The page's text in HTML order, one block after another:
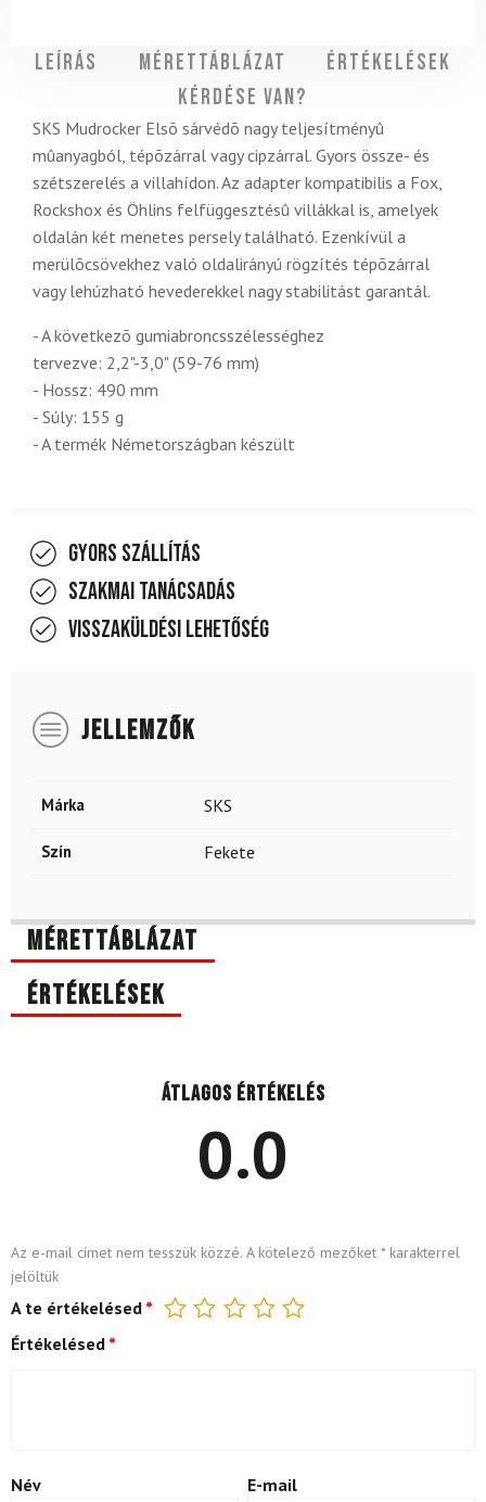
Leírás Mérettáblázat
Értékelések
Kérdése van?
SKS Mudrocker Elsõ sárvédõ nagy teljesítményû
mûanyagból, tépõzárral vagy cipzárral. Gyors össze- és
szétszerelés a villahídon. Az adapter kompatibilis a Fox,
Rockshox és Öhlins felfüggesztésû villákkal is, amelyek
oldalán két menetes persely található. Ezenkívül a
merülõcsövekhez való oldalirányú rögzítés tépõzárral
vagy lehúzható hevederekkel nagy stabilitást garantál.
- A következõ gumiabroncsszélességhez
tervezve: 2,2"-3,0" (59-76 mm)
- Hossz: 490 mm
- Súly: 155 g
- A termék Németországban készült
Gyors szállítás
Szakmai tanácsadás
Visszaküldési lehetőség
JELLEMZŐK
Márka SKS
Szín Fekete
Mérettáblázat
Értékelések
Átlagos értékelés
0.0
Az e-mail címet nem tesszük közzé. A kötelező mezőket *karakterrel
jelöltük
A te értékelésed *
Értékelésed *
Név E-mail